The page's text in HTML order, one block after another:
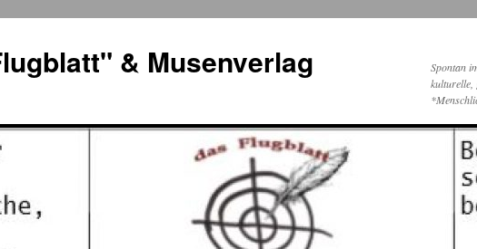
& Musenverlag
Spontan
kulturelle,